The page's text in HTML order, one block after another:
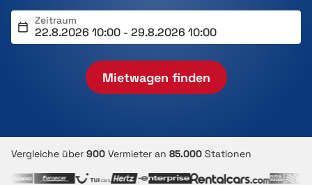
Zeitraum
Mietwagen finden
Vergleiche über 900 Vermieter an 85.000 Stationen